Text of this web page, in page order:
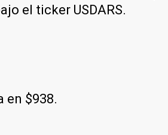
el ticker USDARS.
en $938.